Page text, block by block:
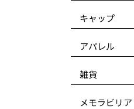
キャップ
アパレル
雑貨
メモラビリア